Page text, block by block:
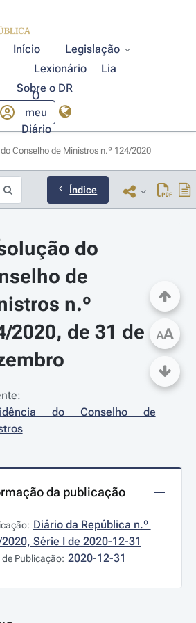
Início
Legislação
Lexionário
Lia
Sobre o DR
O
meu
Diário
Conselho de Ministros n.º 124/2020
Índice
do
de
n.º
2020, de 31 de
do Conselho de
da publicação
Diário da República n.º
Série I de 2020-12-31
de Publicação: 2020-12-31
AA